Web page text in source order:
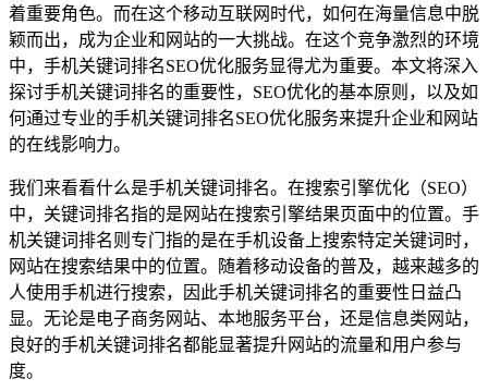
着重要角色。而在这个移动互联网时代，如何在海量信息中脱
颖而出，成为企业和网站的一大挑战。在这个竞争激烈的环境
中，手机关键词排名SEO优化服务显得尤为重要。本文将深入
探讨手机关键词排名的重要性，SEO优化的基本原则，以及如
何通过专业的手机关键词排名SEO优化服务来提升企业和网站
的在线影响力。
我们来看看什么是手机关键词排名。在搜索引擎优化（SEO）
中，关键词排名指的是网站在搜索引擎结果页面中的位置。手
机关键词排名则专门指的是在手机设备上搜索特定关键词时，
网站在搜索结果中的位置。随着移动设备的普及，越来越多的
人使用手机进行搜索，因此手机关键词排名的重要性日益凸
显。无论是电子商务网站、本地服务平台，还是信息类网站，
良好的手机关键词排名都能显著提升网站的流量和用户参与
度。